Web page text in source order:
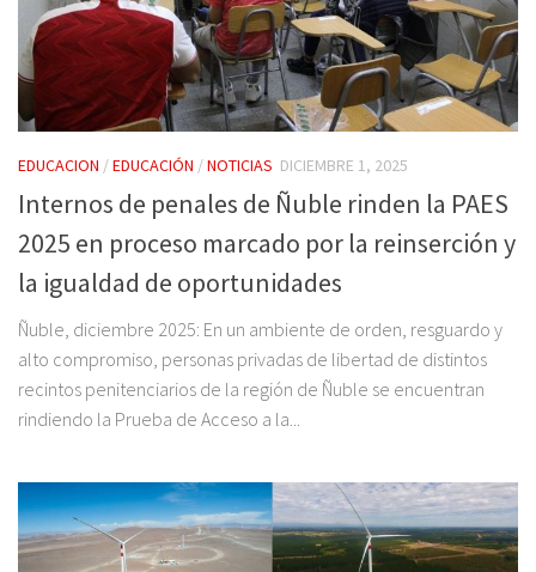
EDUCACION /EDUCACIÓN /NOTICIAS DICIEMBRE 1, 2025
Internos de penales de Ñuble rinden la PAES
2025 en proceso marcado por la reinserción y
la igualdad de oportunidades
Ñuble, diciembre 2025: En un ambiente de orden, resguardo y
alto compromiso, personas privadas de libertad de distintos
recintos penitenciarios de la región de Ñuble se encuentran
rindiendo la Prueba de Acceso a la...